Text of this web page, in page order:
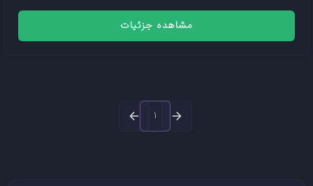
مشاهده جزئیات